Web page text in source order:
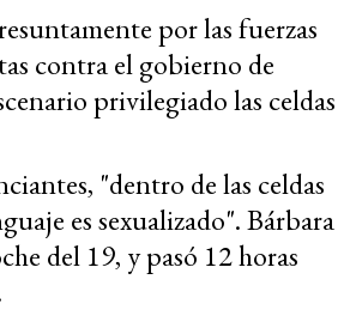
por las fuerzas
contra el gobierno de
privilegiado las celdas
"dentro de las celdas
es sexualizado". Bárbara
del 19, y pasó 12 horas